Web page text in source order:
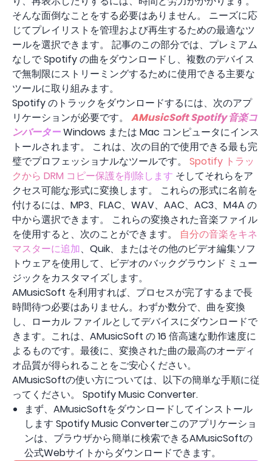
そんな面倒なことをする必要はありません。 ニーズに応
じてプレイリストを管理および再生するための最適なツ
ールを選択できます。 記事のこの部分では、プレミアム
なしで Spotify の曲をダウンロードし、複数のデバイス
で無制限にストリーミングするために使用できる主要な
ツールに取り組みます。
Spotify のトラックをダウンロードするには、次のアプ
リケーションが必要です。 AMusicSoft Spotify 音楽コ
ンバーターWindows または Mac コンピュータにインス
トールされます。 これは、次の目的で使用できる最も完
璧でプロフェッショナルなツールです。 Spotify トラッ
クから DRM コピー保護を削除します そしてそれらをア
クセス可能な形式に変換します。 これらの形式に名前を
付けるには、MP3、FLAC、WAV、AAC、AC3、M4A の
中から選択できます。 これらの変換された音楽ファイル
を使用すると、次のことができます。 自分の音楽をキネ
マスターに追加、Quik、またはその他のビデオ編集ソフ
トウェアを使用して、ビデオのバックグラウンド ミュー
ジックをカスタマイズします。
AMusicSoft を利用すれば、プロセスが完了するまで長
時間待つ必要はありません。わずか数分で、曲を変換
し、ローカル ファイルとしてデバイスにダウンロードで
きます。これは、AMusicSoft の 16 倍高速な動作速度に
よるものです。最後に、変換された曲の最高のオーディ
オ品質が得られることをご安心ください。
AMusicSoftの使い方については、以下の簡単な手順に従
ってください。 Spotify Music Converter.
まず、AMusicSoftをダウンロードしてインストール
します Spotify Music Converterこのアプリケーショ
ンは、ブラウザから簡単に検索できるAMusicSoftの
公式Webサイトからダウンロードできます。